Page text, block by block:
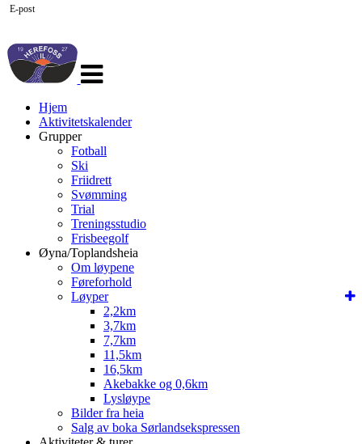
navigasjon
Hjem
Aktivitetskalender
Grupper
Fotball
Ski
Friidrett
Svømming
Trial
Treningsstudio
Frisbeegolf
Øyna/Toplandsheia
Om løypene
Føreforhold
Løyper
2,2km
3,7km
7,7km
11,5km
16,5km
Akebakke og 0,6km
Lysløype
Bilder fra heia
Salg av boka Sørlandsekspressen
E-post